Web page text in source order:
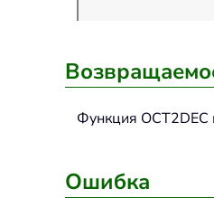
Функция OCT2DEC
Ошибка